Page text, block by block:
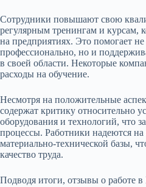
Сотрудники повышают свою
регулярным тренингам и курсам,
на предприятиях. Это помогает не
профессионально, но и
в своей области. Некоторые
расходы на обучение.
Несмотря на положительные
содержат критику относительно
оборудования и технологий, что
процессы. Работники надеются
материально-технической базы,
качество труда.
Подводя итоги, отзывы о работе в